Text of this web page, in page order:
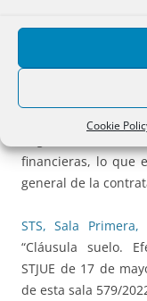
Cookie
luz de la STJUE de 4
“Préstamo
acuerdo de
financieras, lo que
general de la
STS, Sala
“Cláusula suelo.
STJUE de 17 de
de esta sala 579/